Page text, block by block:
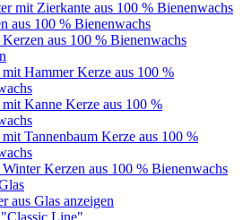
mit Zierkante aus 100 % Bienenwachs
aus 100 % Bienenwachs
aus 100 % Bienenwachs
Hammer Kerze aus 100 %
Kanne Kerze aus 100 %
Tannenbaum Kerze aus 100 %
Kerzen aus 100 % Bienenwachs
aus Glas anzeigen
Line"